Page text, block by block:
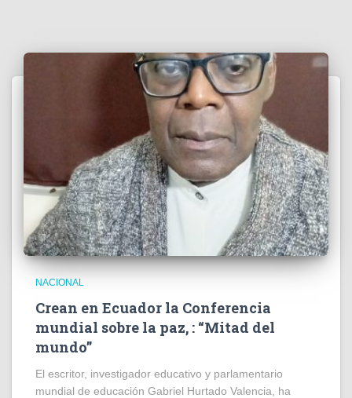
NACIONAL
Crean en Ecuador la Conferencia
mundial sobre la paz, : “Mitad del
mundo”
El escritor, investigador educativo y parlamentario
mundial de educación Gabriel Hurtado Valencia, ha